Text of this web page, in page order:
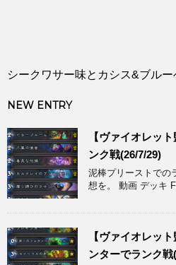
シークワサー味とカシス&ブルー
NEW ENTRY
【ヴァイオレッ
ンク戦(26/7/29)
泥棒プリーストでの
想を。 動画 デッキ
【ヴァイオレッ
ンターでランク戦